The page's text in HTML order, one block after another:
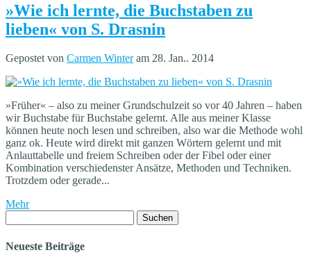
»Wie ich lernte, die Buchstaben zu
lieben« von S. Drasnin
Gepostet von Carmen Winteram 28. Jan.. 2014
»Früher« – also zu meiner Grundschulzeit so vor 40 Jahren – haben
wir Buchstabe für Buchstabe gelernt. Alle aus meiner Klasse
können heute noch lesen und schreiben, also war die Methode wohl
ganz ok. Heute wird direkt mit ganzen Wörtern gelernt und mit
Anlauttabelle und freiem Schreiben oder der Fibel oder einer
Kombination verschiedenster Ansätze, Methoden und Techniken.
Trotzdem oder gerade...
Mehr
nach:
Neueste Beiträge